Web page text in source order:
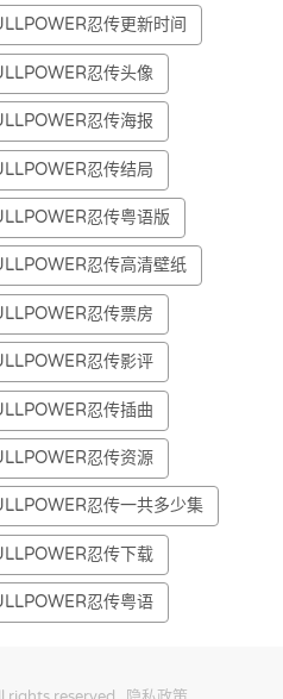
忍传更新时间
忍传头像
忍传海报
忍传结局
忍传粤语版
忍传高清壁纸
忍传票房
忍传影评
忍传插曲
忍传资源
忍传一共多少集
忍传下载
忍传粤语